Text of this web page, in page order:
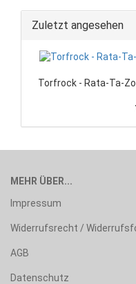
Zuletzt angesehen
Torfrock - Rata-Ta-
MEHR ÜBER...
Impressum
Widerrufsrecht /
AGB
Datenschutz